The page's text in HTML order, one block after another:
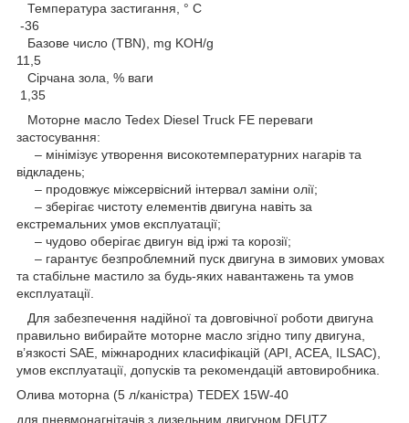
Температура застигання, ° C
-36
Базове число (TBN), mg KOH/g
11,5
Сірчана зола, % ваги
1,35
Моторне масло Tedex Diesel Truck FE переваги
застосування:
– мінімізує утворення високотемпературних нагарів та
відкладень;
– продовжує міжсервісний інтервал заміни олії;
– зберігає чистоту елементів двигуна навіть за
екстремальних умов експлуатації;
– чудово оберігає двигун від іржі та корозії;
– гарантує безпроблемний пуск двигуна в зимових умовах
та стабільне мастило за будь-яких навантажень та умов
експлуатації.
Для забезпечення надійної та довговічної роботи двигуна
правильно вибирайте моторне масло згідно типу двигуна,
в’язкості SAE, міжнародних класифікацій (API, ACEA, ILSAC),
умов експлуатації, допусків та рекомендацій автовиробника.
Олива моторна (5 л/каністра) TEDEX 15W-40
для пневмонагнітачів з дизельним двигуном DEUTZ